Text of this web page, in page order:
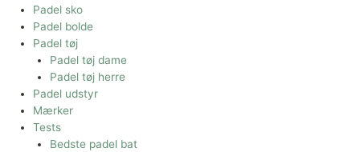
Padel sko
Padel bolde
Padel tøj
Padel tøj dame
Padel tøj herre
Padel udstyr
Mærker
Tests
Bedste padel bat